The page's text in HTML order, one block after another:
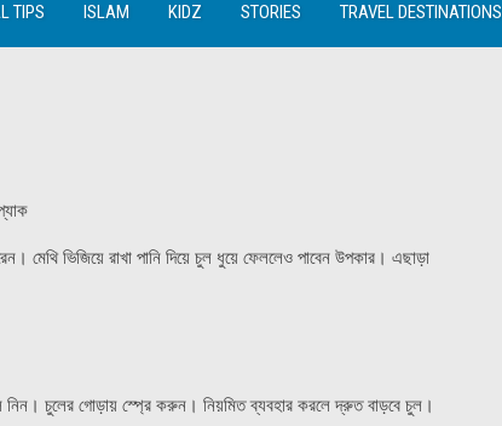
TIPS ISLAM KIDZ STORIES TRAVEL DESTINATIONS
মেথি ভিজিয়ে রাখা পানি দিয়ে চুল ধুয়ে ফেললেও পাবেন উপকার। এছাড়া
নিন। চুলের গোড়ায় স্প্রে করুন। নিয়মিত ব্যবহার করলে দ্রুত বাড়বে চুল।